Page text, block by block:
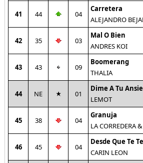
41 44 04
Carretera
ALEJANDRO
42 35 03
Mal O Bien
ANDRES KOI
43 43 09
Boomerang
THALIA
44 NE 01
Dime A Tu
LEMOT
45 38 04
Granuja
LA CORREDERA
46 45 04
Desde Que Te
CARIN LEON